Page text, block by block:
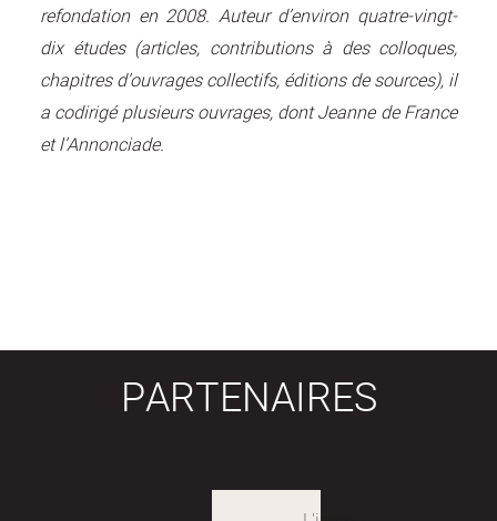
refondation en 2008. Auteur d’environ quatre-vingt-
dix études (articles, contributions à des colloques,
chapitres d’ouvrages collectifs, éditions de sources), il
a codirigé plusieurs ouvrages, dont Jeanne de France
et l’Annonciade.
PARTENAIRES